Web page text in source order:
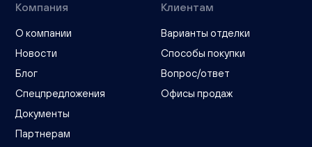
Компания
О компании
Новости
Блог
Спецпредложения
Документы
Партнерам
Клиентам
Варианты отделки
Способы покупки
Вопрос/ответ
Офисы продаж